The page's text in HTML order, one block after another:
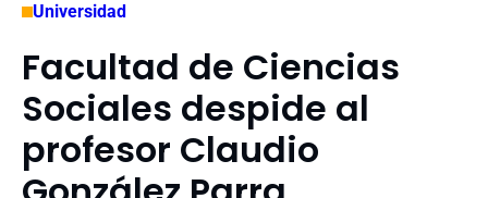
Universidad
Facultad de Ciencias
Sociales despide al
profesor Claudio